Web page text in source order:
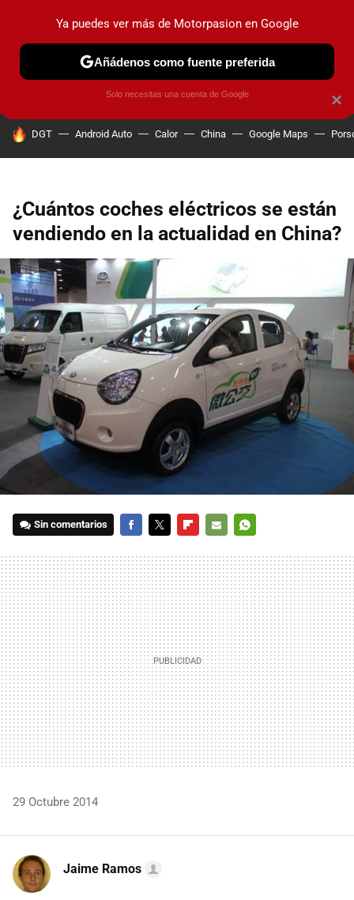
PRUEBAS COCHES ELÉCTRICOS OBSERVATORIO
HOY SE HABLA DE
DGT Android Auto Calor China Google Maps
¿Cuántos coches eléctricos se están
vendiendo en la actualidad en China?
Sin comentarios
MAIL
29 Octubre 2014
Jaime Ramos
×
Ya puedes ver más de Motorpasion en Google
Añádenos como fuente preferida
Solo necesitas una cuenta de Google